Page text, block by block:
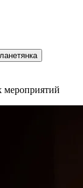
мероприятий